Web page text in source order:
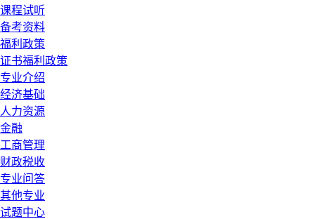
课程试听
备考资料
福利政策
证书福利政策
专业介绍
经济基础
人力资源
金融
工商管理
财政税收
专业问答
其他专业
试题中心